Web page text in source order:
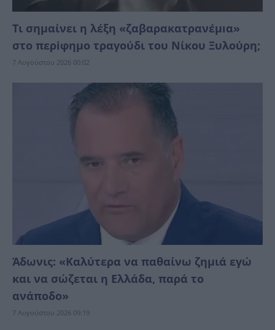
Τι σημαίνει η λέξη «ζαβαρακατρανέμıα»
στο περiφημο τραγούδι του Νίκου Ξυλούρη;
7 Αυγούστου 2026 00:02
Άδωνις: «Καλύτερα να παθαίνω ζημιά εγώ
και να σώζεται η Ελλάδα, παρά το
ανάπoδο»
7 Αυγούστου 2026 09:19